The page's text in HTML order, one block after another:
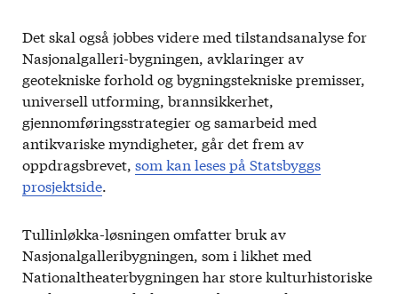
Det skal også jobbes videre med tilstandsanalyse for
Nasjonalgalleri-bygningen, avklaringer av
geotekniske forhold og bygningstekniske premisser,
universell utforming, brannsikkerhet,
gjennomføringsstrategier og samarbeid med
antikvariske myndigheter, går det frem av
oppdragsbrevet, som kan leses på Statsbyggs
prosjektside.
Tullinløkka-løsningen omfatter bruk av
Nasjonalgalleribygningen, som i likhet med
Nationaltheaterbygningen har store kulturhistoriske